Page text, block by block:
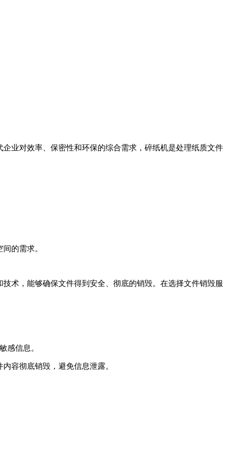
业对效率、保密性和环保的综合需求，碎纸机是处理纸质文件
的需求。
术，能够确保文件得到安全、彻底的销毁。在选择文件销毁服
感信息。
容彻底销毁，避免信息泄露。